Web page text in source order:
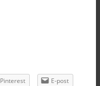
Pinterest
E-post